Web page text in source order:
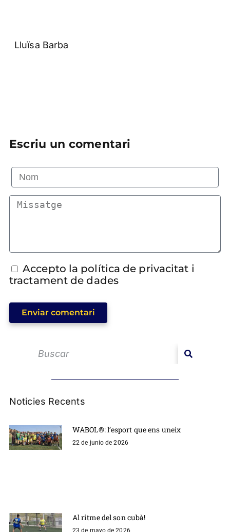
Lluïsa Barba
Escriu un comentari
Accepto la política de privacitat i
tractament de dades
Enviar comentari
Noticies Recents
WABOL®: l’esport que ens uneix
22 de junio de 2026
Al ritme del son cubà!
23 de mayo de 2026